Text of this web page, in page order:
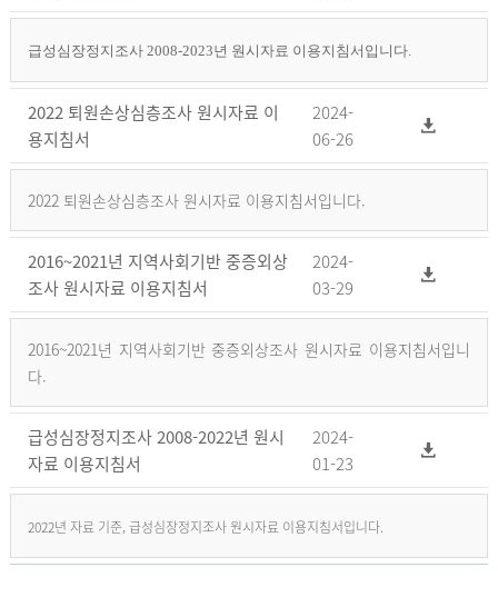
급성심장정지조사 2008-2023년 원시자료 이용지침서입니다.
2022 퇴원손상심층조사 원시자료 이
용지침서
2024-
06-26
2022 퇴원손상심층조사 원시자료 이용지침서입니다.
2016~2021년 지역사회기반 중증외상
조사 원시자료 이용지침서
2024-
03-29
2016~2021년 지역사회기반 중증외상조사 원시자료 이용지침서입니
다.
급성심장정지조사 2008-2022년 원시
자료 이용지침서
2024-
01-23
2022년 자료 기준, 급성심장정지조사 원시자료 이용지침서입니다.